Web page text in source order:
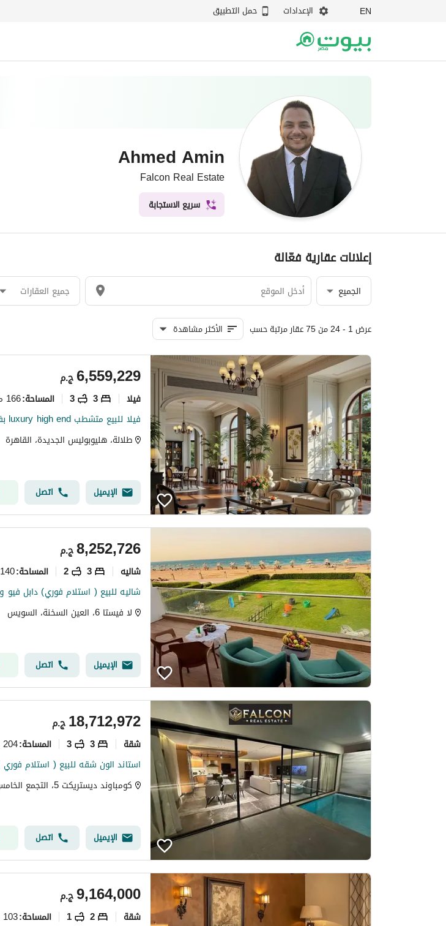
EN الإعدادات حمل التطبيق
Ahmed Amin
Falcon Real Estate
سريع الاستجابة
إعلانات عقارية فعّالة
الجميع جميع العقارات
عرض 1 - 24 من 75 عقار مرتبة حسب الأكثر مشاهدة
ج.م6,559,229
فیلا 3
3 المساحة:166 متر مربع
طلالة، هليوبوليس الجديدة، القاهرة
الإيميل اتصل
ج.م8,252,726
شاليه 3
2 المساحة:140 متر مربع
لا فيستا 6، العين السخنة، السويس
الإيميل اتصل
ج.م18,712,972
شقة 3
3 المساحة:204 متر مربع
الإيميل اتصل
ج.م9,164,000
شقة 2
1 المساحة:103 متر مربع